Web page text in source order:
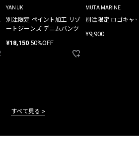
YANUK
別注限定 ペイント加工 リゾ
ートジーンズ デニムパンツ
¥18,150 50%OFF
MUTA MARINE
別注限定 ロゴキャ
¥9,900
すべて見る